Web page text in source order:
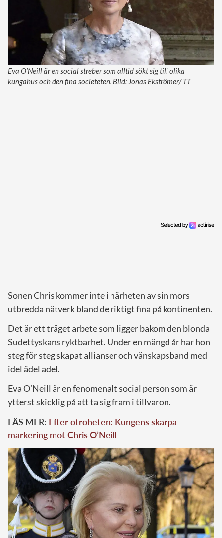
Eva O’Neill är en social streber som alltid sökt sig till olika
kungahus och den fina societeten. Bild: Jonas Ekströmer/ TT
Sonen Chris kommer inte i närheten av sin mors
utbredda nätverk bland de riktigt fina på kontinenten.
Det är ett träget arbete som ligger bakom den blonda
Sudettyskans ryktbarhet. Under en mängd år har hon
steg för steg skapat allianser och vänskapsband med
idel ädel adel.
Eva O’Neill är en fenomenalt social person som är
ytterst skicklig på att ta sig fram i tillvaron.
LÄS MER: Efter otroheten: Kungens skarpa
markering mot Chris O’Neill